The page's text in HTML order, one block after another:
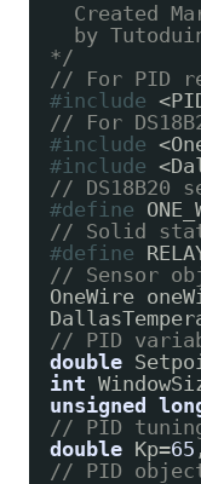
Created
by
*/
// For PID
#include
// For
#include
#include
// DS18B20
#define
// Solid
#define
// Sensor
OneWire
// PID
double
int
unsigned
// PID
double Kp=65
// PID